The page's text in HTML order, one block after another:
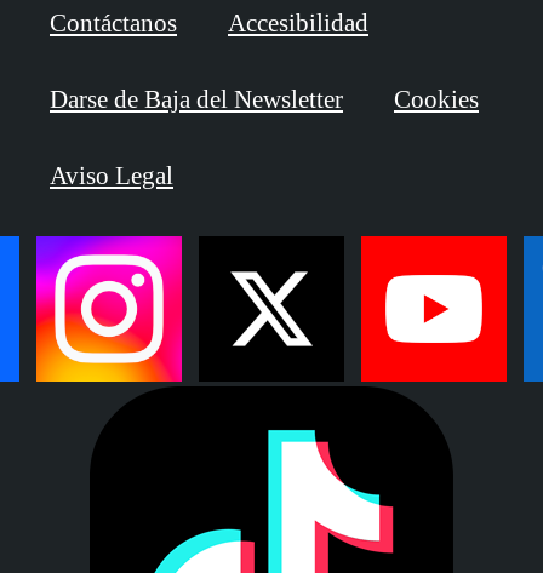
Contáctanos Accesibilidad
Darse de Baja del Newsletter Cookies
Aviso Legal